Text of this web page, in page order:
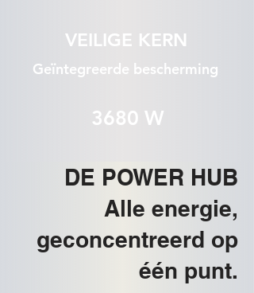
VEILIGE KERN
Geïntegreerde bescherming
3680 W
DE POWER HUB
Alle energie,
geconcentreerd op
één punt.